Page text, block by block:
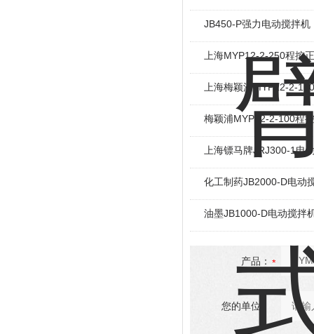
JB450-P强力电动搅拌机
上海MYP12-2-250程控
上海梅颖浦MYP12-2-
梅颖浦MYP12-2-100程
上海镖马牌JRJ300-1电
化工制药JB2000-D电动
油墨JB1000-D电动搅拌
产品：
您的单位：